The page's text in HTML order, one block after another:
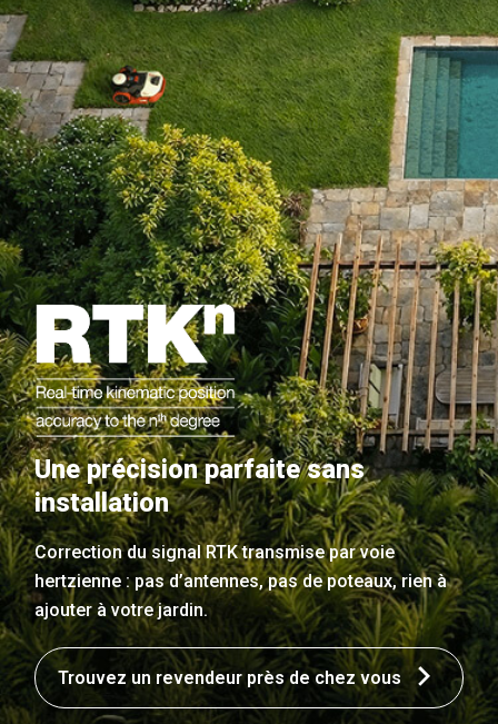
Une précision parfaite sans
installation
Correction du signal RTK transmise par voie
hertzienne : pas d’antennes, pas de poteaux, rien à
ajouter à votre jardin.
Trouvez un revendeur près de chez vous